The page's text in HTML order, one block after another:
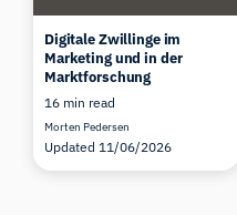
Digitale Zwillinge im
Marketing und in der
Marktforschung
16 min read
Morten Pedersen
Updated 11/06/2026